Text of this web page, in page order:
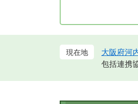
大阪府河
包括連携